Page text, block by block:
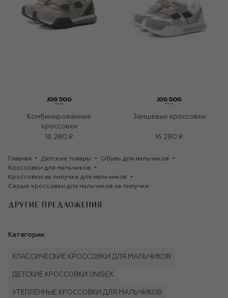
Комбинированные
кроссовки
16 280 ₽
Замшевые кроссовки
16 280 ₽
Главная Детские товары
Обувь для мальчиков
Кроссовки для мальчиков
Кроссовки на липучке для мальчиков
Серые кроссовки для мальчиков на липучке
ДРУГИЕ ПРЕДЛОЖЕНИЯ
Категории
КЛАССИЧЕСКИЕ КРОССОВКИ ДЛЯ МАЛЬЧИКОВ
ДЕТСКИЕ КРОССОВКИ UNISEX
УТЕПЛЁННЫЕ КРОССОВКИ ДЛЯ МАЛЬЧИКОВ